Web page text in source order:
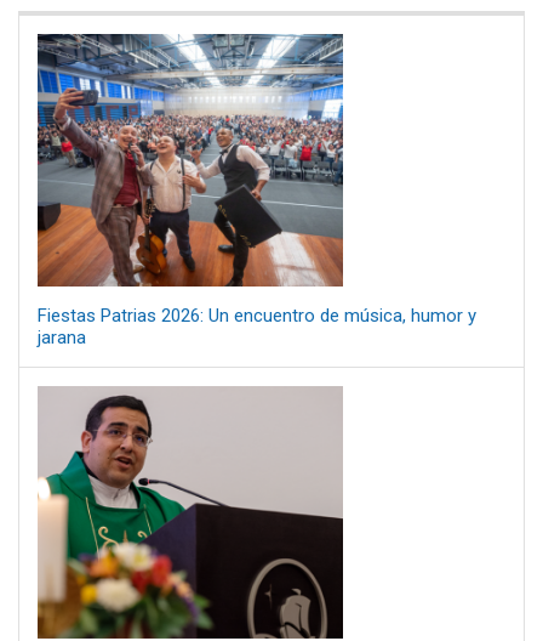
Fiestas Patrias 2026: Un encuentro de música, humor y
jarana